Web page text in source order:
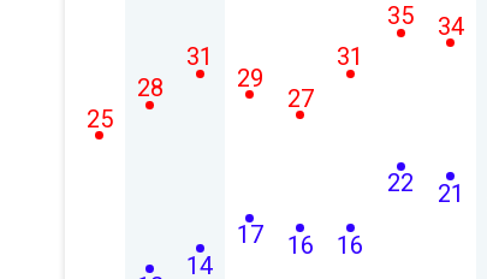
25
28
14
31
17
29
16
27
16
31
22
35
21
34